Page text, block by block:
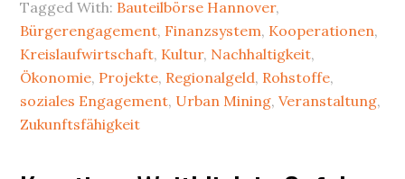
kommt
–
ein
ökonomisches
Tagged With: Bauteilbörse Hannover,
Bürgerengagement, Finanzsystem, Kooperationen,
Kreislaufwirtschaft, Kultur, Nachhaltigkeit,
Ökonomie, Projekte, Regionalgeld, Rohstoffe,
soziales Engagement, Urban Mining,Veranstaltung,
Zukunftsfähigkeit